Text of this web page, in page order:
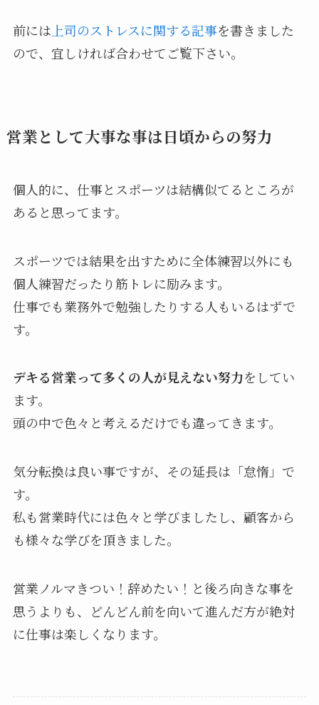
前には 上司のストレスに関する記事を書きました
ので、宜しければ合わせてご覧下さい。
営業として大事な事は日頃からの努力
個人的に、仕事とスポーツは結構似てるところが
あると思ってます。
スポーツでは結果を出すために全体練習以外にも
個人練習だったり筋トレに励みます。
仕事でも業務外で勉強したりする人もいるはずで
す。
デキる営業って多くの人が見えない努力をしてい
ます。
頭の中で色々と考えるだけでも違ってきます。
気分転換は良い事ですが、その延長は「怠惰」で
す。
私も営業時代には色々と学びましたし、顧客から
も様々な学びを頂きました。
営業ノルマきつい！辞めたい！と後ろ向きな事を
思うよりも、どんどん前を向いて進んだ方が絶対
に仕事は楽しくなります。